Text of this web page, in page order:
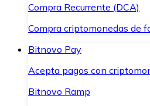
Compra Recurrente (DCA)
Compra criptomonedas de
Bitnovo Pay
Acepta pagos con
Bitnovo Ramp